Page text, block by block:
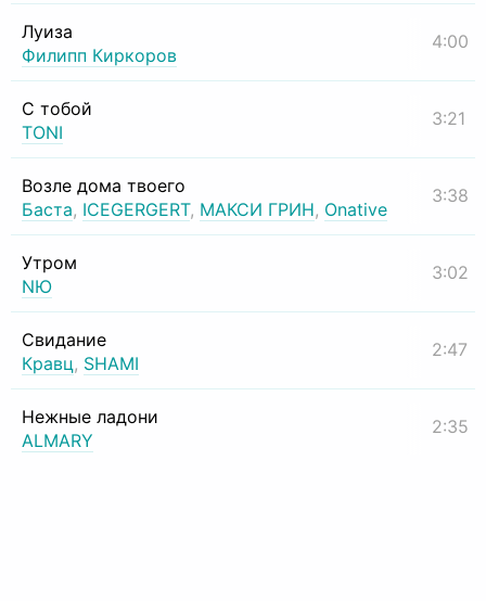
Луиза
Филипп Киркоров
4:00
С тобой
TONI
3:21
Возле дома твоего
Баста, ICEGERGERT, МАКСИ ГРИН, Onative
3:38
Утром
NЮ
3:02
Свидание
Кравц, SHAMI
2:47
Нежные ладони
ALMARY
2:35